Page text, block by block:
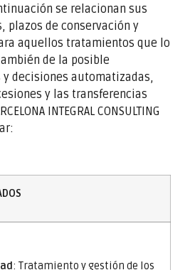
se relacionan sus
plazos de conservación y
aquellos tratamientos que lo
de la posible
decisiones automatizadas,
y las transferencias
INTEGRAL CONSULTING
: Tratamiento y gestión de los